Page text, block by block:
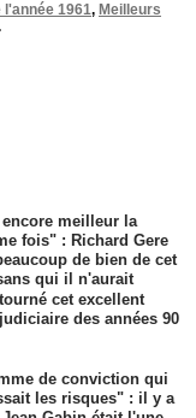
l'année 1961, Meilleurs
meilleur la
fois" : Richard Gere
de bien de cet
qui il n'aurait
cet excellent
des années 90
de conviction qui
les risques" : il y a